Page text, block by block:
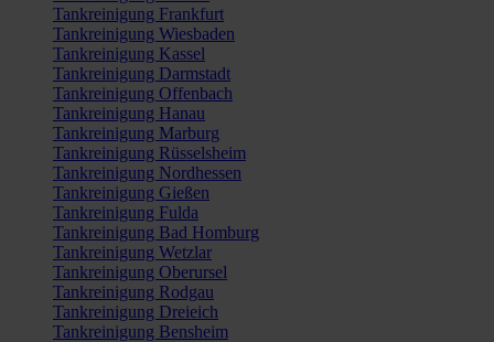
Tankreinigung Frankfurt
Tankreinigung Wiesbaden
Tankreinigung Kassel
Tankreinigung Darmstadt
Tankreinigung Offenbach
Tankreinigung Hanau
Tankreinigung Marburg
Tankreinigung Rüsselsheim
Tankreinigung Nordhessen
Tankreinigung Gießen
Tankreinigung Fulda
Tankreinigung Bad Homburg
Tankreinigung Wetzlar
Tankreinigung Oberursel
Tankreinigung Rodgau
Tankreinigung Dreieich
Tankreinigung Bensheim